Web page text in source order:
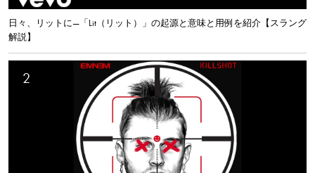
日々、リットに—「Lit（リット）」の起源と意味と用例を紹介【スラング
解説】